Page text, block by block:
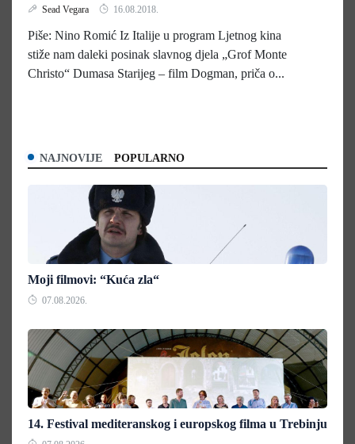
Sead Vegara 16.08.2018.
Piše: Nino Romić Iz Italije u program Ljetnog kina
stiže nam daleki posinak slavnog djela „Grof Monte
Christo“ Dumasa Starijeg – film Dogman, priča o...
NAJNOVIJE POPULARNO
Moji filmovi: “Kuća zla“
07.08.2026.
14. Festival mediteranskog i europskog filma u Trebinju